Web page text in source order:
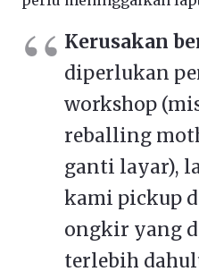
Kerusakan
diperlukan
workshop
reballing
ganti layar),
kami pickup
ongkir yang
terlebih